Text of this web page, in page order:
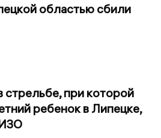
областью сбили
стрельбе, при которой
ребенок в Липецке,